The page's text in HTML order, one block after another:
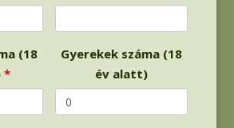
(18
*
Gyerekek száma (18
év alatt)